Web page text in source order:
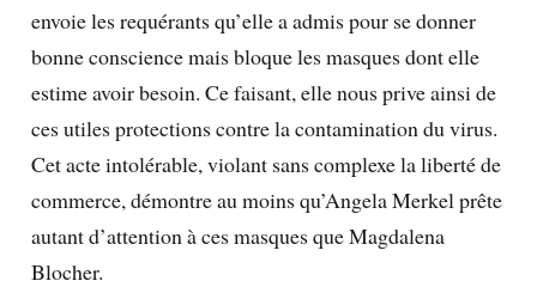
envoie les requérants qu’elle a admis pour se donner
bonne conscience mais bloque les masques dont elle
estime avoir besoin. Ce faisant, elle nous prive ainsi de
ces utiles protections contre la contamination du virus.
Cet acte intolérable, violant sans complexe la liberté de
commerce, démontre au moins qu’Angela Merkel prête
autant d’attention à ces masques que Magdalena
Blocher.